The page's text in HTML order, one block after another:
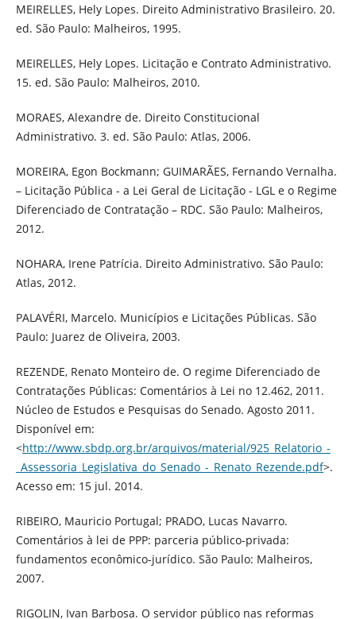
MEIRELLES, Hely Lopes. Direito Administrativo Brasileiro. 20.
ed. São Paulo: Malheiros, 1995.
MEIRELLES, Hely Lopes. Licitação e Contrato Administrativo.
15. ed. São Paulo: Malheiros, 2010.
MORAES, Alexandre de. Direito Constitucional
Administrativo. 3. ed. São Paulo: Atlas, 2006.
MOREIRA, Egon Bockmann; GUIMARÃES, Fernando Vernalha.
– Licitação Pública - a Lei Geral de Licitação - LGL e o Regime
Diferenciado de Contratação – RDC. São Paulo: Malheiros,
2012.
NOHARA, Irene Patrícia. Direito Administrativo. São Paulo:
Atlas, 2012.
PALAVÉRI, Marcelo. Municípios e Licitações Públicas. São
Paulo: Juarez de Oliveira, 2003.
REZENDE, Renato Monteiro de. O regime Diferenciado de
Contratações Públicas: Comentários à Lei no 12.462, 2011.
Núcleo de Estudos e Pesquisas do Senado. Agosto 2011.
Disponível em:
<http://www.sbdp.org.br/arquivos/material/925_Relatorio_-
_Assessoria_Legislativa_do_Senado_-_Renato_Rezende.pdf>.
Acesso em: 15 jul. 2014.
RIBEIRO, Mauricio Portugal; PRADO, Lucas Navarro.
Comentários à lei de PPP: parceria público-privada:
fundamentos econômico-jurídico. São Paulo: Malheiros,
2007.
RIGOLIN, Ivan Barbosa. O servidor público nas reformas